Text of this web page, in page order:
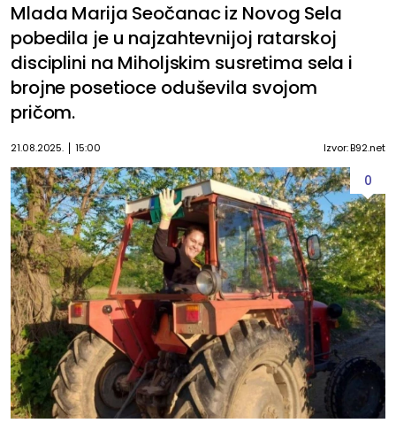
Mlada Marija Seočanac iz Novog Sela
pobedila je u najzahtevnijoj ratarskoj
disciplini na Miholjskim susretima sela i
brojne posetioce oduševila svojom
pričom.
21.08.2025. 15:00 Izvor: B92.net
0